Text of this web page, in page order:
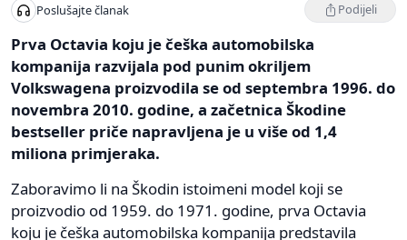
Poslušajte članak Podijeli
Prva Octavia koju je češka automobilska
kompanija razvijala pod punim okriljem
Volkswagena proizvodila se od septembra 1996. do
novembra 2010. godine, a začetnica Škodine
bestseller priče napravljena je u više od 1,4
miliona primjeraka.
Zaboravimo li na Škodin istoimeni model koji se
proizvodio od 1959. do 1971. godine, prva Octavia
koju je češka automobilska kompanija predstavila